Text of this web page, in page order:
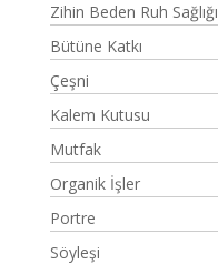
Zihin Beden Ruh Sağlığı
Bütüne Katkı
Çeşni
Kalem Kutusu
Mutfak
Organik İşler
Portre
Söyleşi